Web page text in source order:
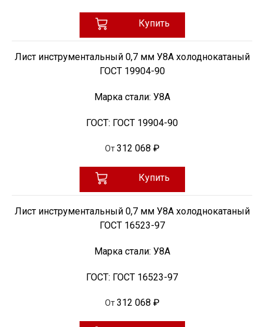
Купить
Лист инструментальный 0,7 мм У8А холоднокатаный
ГОСТ 19904-90
Марка стали: У8А
ГОСТ: ГОСТ 19904-90
От 312 068 ₽
Купить
Лист инструментальный 0,7 мм У8А холоднокатаный
ГОСТ 16523-97
Марка стали: У8А
ГОСТ: ГОСТ 16523-97
От 312 068 ₽